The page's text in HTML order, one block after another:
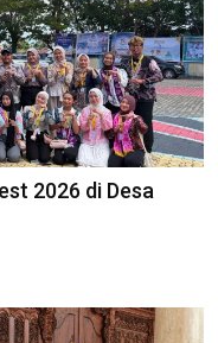
2026 di Desa